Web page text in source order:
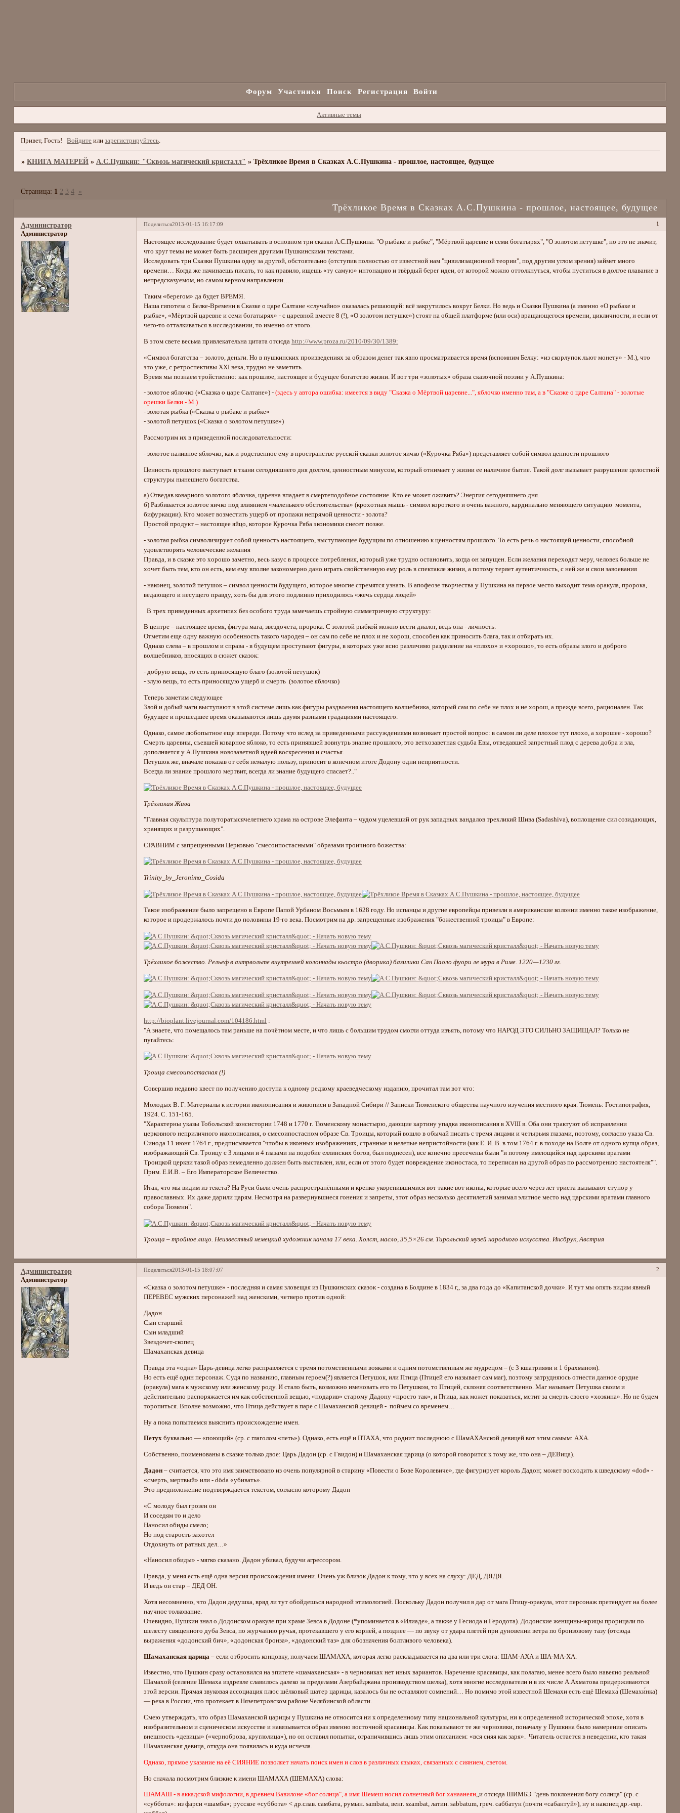
Форум Участники Поиск Регистрация Войти
Активные темы
Привет, Гость! Войдите или зарегистрируйтесь
» КНИГА МАТЕРЕЙ » А.С.Пушкин: "Сквозь магический кристалл" » Трёхликое Время в Сказках А.С.Пушкина - прошлое, настоящее, будущее
Трёхликое Время в Сказках А.С.Пушкина - прошлое, настоящее, будущее
Страница: 1 2 3 4 »
Поделиться 1
2013-01-15 16:17:09
Администратор
Администратор
Настоящее исследование будет охватывать в основном три сказки А.С.Пушкина: "О рыбаке и рыбке", "Мёртвой царевне и семи богатырях", "О золотом петушке", но это не значит,
что круг темы не может быть расширен другими Пушкинскими текстами.
Исследовать три Сказки Пушкина одну за другой, обстоятельно (отступив полностью от известной нам "цивилизационной теории", под другим углом зрения) займет много
времени… Когда же начинаешь писать, то как правило, ищешь «ту самую» интонацию и твёрдый берег идеи, от которой можно оттолкнуться, чтобы пуститься в долгое плавание в
непредсказуемом, но самом верном направлении…
Таким «берегом» да будет ВРЕМЯ.
Наша гипотеза о Белке-Времени в Сказке о царе Салтане «случайно» оказалась решающей: всё закрутилось вокруг Белки. Но ведь и Сказки Пушкина (а именно «О рыбаке и
рыбке», «Мёртвой царевне и семи богатырях» - с царевной вместе 8 (!), «О золотом петушке») стоят на общей платформе (или оси) вращающегося времени, цикличности, и если от
чего-то отталкиваться в исследовании, то именно от этого.
В этом свете весьма привлекательна цитата отсюдаhttp://www.proza.ru/2010/09/30/1389:
«Символ богатства – золото, деньги. Но в пушкинских произведениях за образом денег так явно просматривается время (вспомним Белку: «из скорлупок льют монету» - М.), что
это уже, с ретроспективы XXI века, трудно не заметить.
Время мы познаем тройственно: как прошлое, настоящее и будущее богатство жизни. И вот три «золотых» образа сказочной поэзии у А.Пушкина:
- золотое яблочко («Сказка о царе Салтане») -(здесь у автора ошибка: имеется в виду "Сказка о Мёртвой царевне...", яблочко именно там, а в "Сказке о царе Салтана" - золотые
орешки Белки - М.)
- золотая рыбка («Сказка о рыбаке и рыбке»
- золотой петушок («Сказка о золотом петушке»)
Рассмотрим их в приведенной последовательности:
- золотое наливное яблочко, как и родственное ему в пространстве русской сказки золотое яичко («Курочка Ряба») представляет собой символ ценности прошлого
Ценность прошлого выступает в ткани сегодняшнего дня долгом, ценностным минусом, который отнимает у жизни ее наличное бытие. Такой долг вызывает разрушение целостной
структуры нынешнего богатства.
а) Отведав коварного золотого яблочка, царевна впадает в смертеподобное состояние. Кто ее может оживить? Энергия сегодняшнего дня.
б) Разбивается золотое яичко под влиянием «маленького обстоятельства» (крохотная мышь - символ короткого и очень важного, кардинально меняющего ситуацию момента,
бифуркации). Кто может возместить ущерб от пропажи непрямой ценности - золота?
Простой продукт – настоящее яйцо, которое Курочка Ряба экономики снесет позже.
- золотая рыбка символизирует собой ценность настоящего, выступающее будущим по отношению к ценностям прошлого. То есть речь о настоящей ценности, способной
удовлетворять человеческие желания
Правда, и в сказке это хорошо заметно, весь казус в процессе потребления, который уже трудно остановить, когда он запущен. Если желания переходят меру, человек больше не
хочет быть тем, кто он есть, кем ему вполне закономерно дано играть свойственную ему роль в спектакле жизни, а потому теряет аутентичность, с ней же и свои завоевания
- наконец, золотой петушок – символ ценности будущего, которое многие стремятся узнать. В апофеозе творчества у Пушкина на первое место выходит тема оракула, пророка,
ведающего и несущего правду, хоть бы для этого подлинно приходилось «жечь сердца людей»
В трех приведенных архетипах без особого труда замечаешь стройную симметричную структуру:
В центре – настоящее время, фигура мага, звездочета, пророка. С золотой рыбкой можно вести диалог, ведь она - личность.
Отметим еще одну важную особенность такого чародея – он сам по себе не плох и не хорош, способен как приносить блага, так и отбирать их.
Однако слева – в прошлом и справа - в будущем проступают фигуры, в которых уже ясно различимо разделение на «плохо» и «хорошо», то есть образы злого и доброго
волшебников, вносящих в сюжет сказок:
- добрую вещь, то есть приносящую благо (золотой петушок)
- злую вещь, то есть приносящую ущерб и смерть (золотое яблочко)
Теперь заметим следующее
Злой и добый маги выступают в этой системе лишь как фигуры раздвоения настоящего волшебника, который сам по себе не плох и не хорош, а прежде всего, рационален. Так
будущее и прошедшее время оказываются лишь двумя разными градациями настоящего.
Однако, самое любопытное еще впереди. Потому что вслед за приведенными рассуждениями возникает простой вопрос: в самом ли деле плохое тут плохо, а хорошее - хорошо?
Смерть царевны, съевшей коварное яблоко, то есть принявшей вовнутрь знание прошлого, это ветхозаветная судьба Евы, отведавшей запретный плод с дерева добра и зла,
дополняется у А.Пушкина новозаветной идеей воскресения и счастья.
Петушок же, вначале показав от себя немалую пользу, приносит в конечном итоге Додону одни неприятности.
Всегда ли знание прошлого мертвит, всегда ли знание будущего спасает?.."
Трёхликая Жива
"Главная скульптура полуторатысячелетнего храма на острове Элефанта – чудом уцелевший от рук западных вандалов трехликий Шива (Sadashiva), воплощение сил созидающих,
хранящих и разрушающих".
СРАВНИМ с запрещенными Церковью "смесоипостасными" образами троичного божества:
Trinity_by_Jeronimo_Cosida
Такое изображение было запрещено в Европе Папой Урбаном Восьмым в 1628 году. Но испанцы и другие европейцы привезли в американские колонии именно такое изображение,
которое и продержалось почти до половины 19-го века. Посмотрим на др. запрещенные изображения "божественной троицы" в Европе:
Трёхликое божество. Рельеф в антрвольте внутренней колоннады кьостро (дворика) базилики Сан Паоло фуори ле мура в Риме. 1220—1230 гг.
http://bioplant.livejournal.com/104186.html :
"А знаете, что помещалось там раньше на почётном месте, и что лишь с большим трудом смогли оттуда изъять, потому что НАРОД ЭТО СИЛЬНО ЗАЩИЩАЛ? Только не
пугайтесь:
Троица смесоипостасная (!)
Совершив недавно квест по получению доступа к одному редкому краеведческому изданию, прочитал там вот что:
Молодых В. Г. Материалы к истории иконописания и живописи в Западной Сибири // Записки Тюменского общества научного изучения местного края. Тюмень: Гостипография,
1924. С. 151-165.
"Характерны указы Тобольской консистории 1748 и 1770 г. Тюменскому монастырю, дающие картину упадка иконописания в XVIII в. Оба они трактуют об исправлении
церковного неприличного иконописания, о смесоипостасном образе Св. Троицы, который вошло в обычай писать с тремя лицами и четырьмя глазами, поэтому, согласно указа Св.
Синода 11 июня 1764 г., предписывается "чтобы в иконных изображениях, странные и нелепые непристойности (как Е. И. В. в том 1764 г. в походе на Волге от одного купца образ,
изображающий Св. Троицу с 3 лицами и 4 глазами на подобие еллинских богов, был поднесен), все конечно пресечены были "и потому имеющийся над царскими вратами
Троицкой церкви такой образ немедленно должен быть выставлен, или, если от этого будет повреждение иконостаса, то переписан на другой образ по рассмотрению настоятеля"".
Прим. Е.И.В. – Его Императорское Величество.
Итак, что мы видим из текста? На Руси были очень распространёнными и крепко укоренившимися вот такие вот иконы, которые всего через лет триста вызывают ступор у
православных. Их даже дарили царям. Несмотря на развернувшиеся гонения и запреты, этот образ несколько десятилетий занимал элитное место над царскими вратами главного
собора Тюмени".
Троица – тройное лицо. Неизвестный немецкий художник начала 17 века. Холст, масло, 35,5×26 см. Тирольский музей народного искусства. Инсбрук, Австрия
Поделиться 2
2013-01-15 18:07:07
Администратор
Администратор
«Сказка о золотом петушке» - последняя и самая зловещая из Пушкинских сказок - создана в Болдине в 1834 г,, за два года до «Капитанской дочки». И тут мы опять видим явный
ПЕРЕВЕС мужских персонажей над женскими, четверо против одной:
Дадон
Сын старший
Сын младший
Звездочет-скопец
Шамаханская девица
Правда эта «одна» Царь-девица легко расправляется с тремя потомственными вояками и одним потомственным же мудрецом – (с 3 кшатриями и 1 брахманом).
Но есть ещё один персонаж. Судя по названию, главным героем(?) является Петушок, или Птица (Птицей его называет сам маг), поэтому затрудняюсь отнести данное орудие
(оракула) мага к мужскому или женскому роду. И стало быть, возможно именовать его то Петушком, то Птицей, склоняя соответственно. Маг называет Петушка своим и
действительно распоряжается им как собственной вещью, «подарив» старому Дадону «просто так», и Птица, как может показаться, мстит за смерть своего «хозяина». Но не будем
торопиться. Вполне возможно, что Птица действует в паре с Шамаханской девицей - поймем со временем…
Ну а пока попытаемся выяснить происхождение имен.
Петух буквально — «поющий» (ср. с глаголом «петь»). Однако, есть ещё и ПТАХА, что роднит последнюю с ШамАХАнской девицей вот этим самым: АХА.
Собственно, поименованы в сказке только двое: Царь Дадон (ср. с Гвидон) и Шамаханская царица (о которой говорится к тому же, что она – ДЕВица).
Дадон – считается, что это имя заимствовано из очень популярной в старину «Повести о Бове Королевиче», где фигурирует король Дадон; может восходить к шведскому «dod» -
«смерть, мертвый» или - döda «убивать».
Это предположение подтверждается текстом, согласно которому Дадон
«С молоду был грозен он
И соседям то и дело
Наносил обиды смело;
Но под старость захотел
Отдохнуть от ратных дел…»
«Наносил обиды» - мягко сказано. Дадон убивал, будучи агрессором.
Правда, у меня есть ещё одна версия происхождения имени. Очень уж близок Дадон к тому, что у всех на слуху: ДЕД, ДЯДЯ.
И ведь он стар – ДЕД ОН.
Хотя несомненно, что Дадон дедушка, вряд ли тут обойдешься народной этимологией. Поскольку Дадон получил в дар от мага Птицу-оракула, этот персонаж претендует на более
научное толкование.
Очевидно, Пушкин знал о Додонском оракуле при храме Зевса в Додоне (*упоминается в «Илиаде», а также у Гесиода и Геродота). Додонские женщины-жрицы прорицали по
шелесту священного дуба Зевса, по журчанию ручья, протекавшего у его корней, а позднее — по звуку от удара плетей при дуновении ветра по бронзовому тазу (отсюда
выражения «додонский бич», «додонская бронза», «додонский таз» для обозначения болтливого человека).
Шамаханская царица – если отбросить концовку, получаем ШАМАХА, которая легко раскладывается на два или три слога: ШАМ-АХА и ША-МА-ХА.
Известно, что Пушкин сразу остановился на эпитете «шамаханская» - в черновиках нет иных вариантов. Наречение красавицы, как полагаю, менее всего было навеяно реальной
Шамахой (селение Шемаха издревле славилось далеко за пределами Азербайджана производством шелка), хотя многие исследователи и в их числе А.Ахматова придерживаются
этой версии. Прямая звуковая ассоциация плюс шёлковый шатер царицы, казалось бы не оставляют сомнений… Но помимо этой известной Шемахи есть ещё Шемаха́ (Шемахи́нка)
— река в России, что протекает в Нязепетровском районе Челябинской области.
Смею утверждать, что образ Шамаханской царицы у Пушкина не относится ни к определенному типу национальной культуры, ни к определенной исторической эпохе, хотя в
изобразительном и сценическом искусстве и навязывается образ именно восточной красавицы. Как показывают те же черновики, поначалу у Пушкина было намерение описать
внешность «девицы» («черноброва, круглолица»), но он оставил попытки, ограничившись лишь этим описанием: «вся сияя как заря». Читатель остается в неведении, кто такая
Шамаханская девица, откуда она появилась и куда исчезла.
Однако, прямое указание на её СИЯНИЕ позволяет начать поиск имен и слов в различных языках, связанных с сиянием, светом.
Но сначала посмотрим близкие к имени ШАМАХА (ШЕМАХА) слова:
ШАМАШ - в аккадской мифологии, в древнем Вавилоне «бог солнца", а имя Шемеш носил солнечный бог ханаанеян,,и отсюда ШИМБЭ "день поклонения богу солнца" (ср. с
«суббота»: из фарси «шaмба»; русское «суббота» < др.слав. самбата, румын. sambata, венг. szambat, латин. sabbatum, греч. саббатун (почти «сабантуй»), ну и наконец др.-евр.